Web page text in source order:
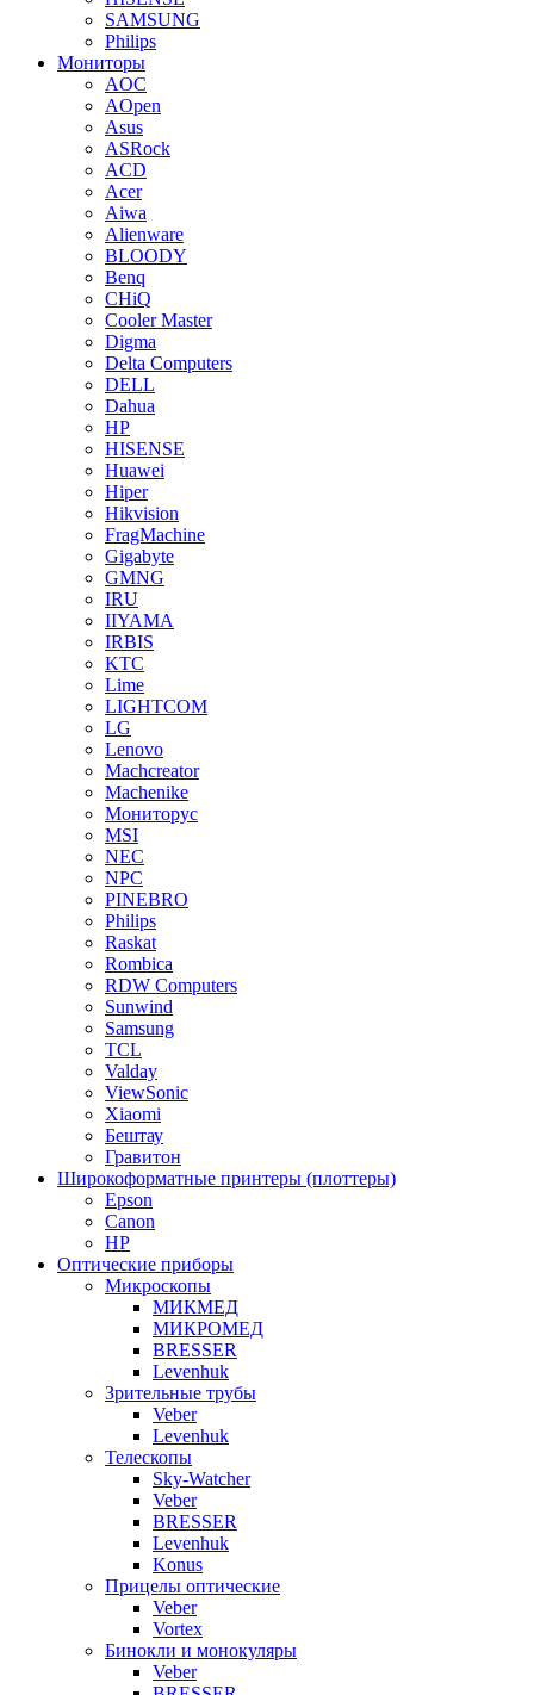
SAMSUNG
Philips
Мониторы
AOC
AOpen
Asus
ASRock
ACD
Acer
Aiwa
Alienware
BLOODY
Benq
CHiQ
Cooler Master
Digma
Delta Computers
DELL
Dahua
HP
HISENSE
Huawei
Hiper
Hikvision
FragMachine
Gigabyte
GMNG
IRU
IIYAMA
IRBIS
KTC
Lime
LIGHTCOM
LG
Lenovo
Machcreator
Machenike
Мониторус
MSI
NEC
NPC
PINEBRO
Philips
Raskat
Rombica
RDW Computers
Sunwind
Samsung
TCL
Valday
ViewSonic
Xiaomi
Бештау
Гравитон
Широкоформатные принтеры (плоттеры)
Epson
Canon
HP
Оптические приборы
Микроскопы
МИКМЕД
МИКРОМЕД
BRESSER
Levenhuk
Зрительные трубы
Veber
Levenhuk
Телескопы
Sky-Watcher
Veber
BRESSER
Levenhuk
Konus
Прицелы оптические
Veber
Vortex
Бинокли и монокуляры
Veber